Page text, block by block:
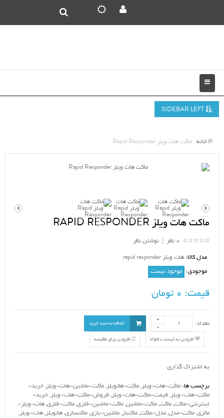
خانه ماکت هات ویلز Rapid Responder
ماکت هات ویلز RAPID RESPONDER
0 نظر نوشتن نظر
مدل کالا: هات ویلز rapid responder
موجودی: موجود نیست
قیمت:
تعداد: اضافه به سبد خرید
افزودن به لیست دلخواه افزودن برای مقایسه
به اشتراک گذاری
برچسب ها: ماکت-هات-ویلز , ماکت-هاتویلز , ماکت-ماشین-هات-ویلز , خرید-
ماکت-هات-ویلز , قیمت-ماکت-هات-ویلز , فروش-ماکت-هات-ویلز , خرید-
اینترنتی-ماکت, ماکت, ماکت-ماشین, ماکت-ماشین-فلزی, ماکت-فلزی, هات-ویلز-
مالزی, ماکت-مدل, مدل-ماکت, ماکتباز , ماشین-بازی, ماکتسازی, هاتویلز , هات-ویلز ,